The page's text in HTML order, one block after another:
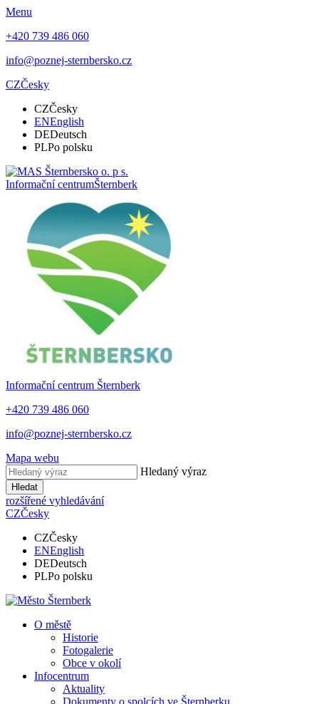
Menu
+420 739 486 060
info@poznej-sternbersko.cz
CZČesky
CZČesky
ENEnglish
DEDeutsch
PLPo polsku
Informační centrumŠternberk
Informační centrum Šternberk
+420 739 486 060
info@poznej-sternbersko.cz
Mapa webu
Hledaný výraz
Hledat
rozšířené vyhledávání
CZČesky
CZČesky
ENEnglish
DEDeutsch
PLPo polsku
O městě
Historie
Fotogalerie
Obce v okolí
Infocentrum
Aktuality
Dokumenty o spolcích ve Šternberku